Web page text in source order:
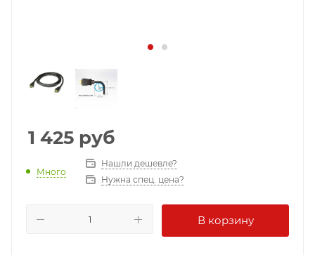
1 425 руб
Много
Нашли дешевле?
Нужна спец. цена?
В корзину